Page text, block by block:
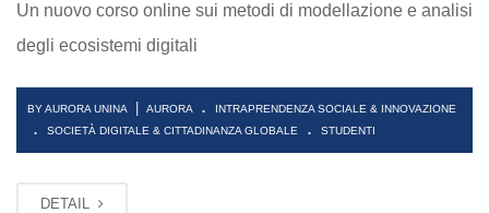
Un nuovo corso online sui metodi di modellazione e analisi
degli ecosistemi digitali
BY AURORA UNINA | AURORA . INTRAPRENDENZA SOCIALE & INNOVAZIONE
. SOCIETÀ DIGITALE & CITTADINANZA GLOBALE . STUDENTI
DETAIL